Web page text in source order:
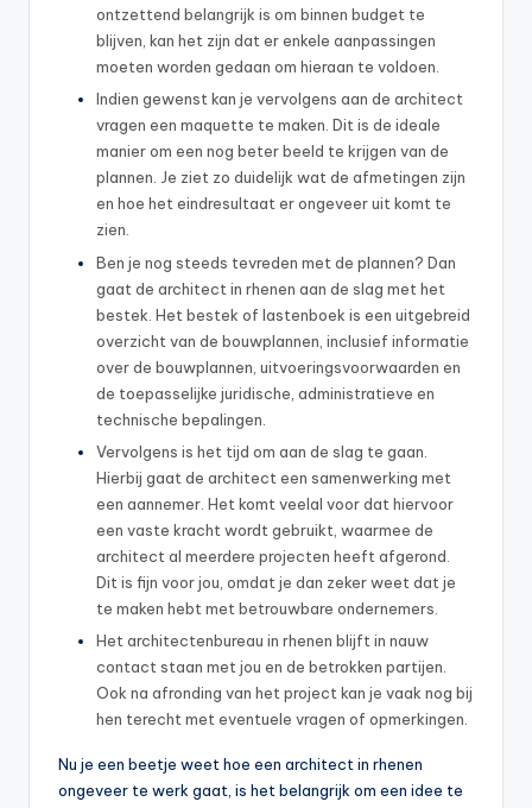
ontzettend belangrijk is om binnen budget te
blijven, kan het zijn dat er enkele aanpassingen
moeten worden gedaan om hieraan te voldoen.
Indien gewenst kan je vervolgens aan de architect
vragen een maquette te maken. Dit is de ideale
manier om een nog beter beeld te krijgen van de
plannen. Je ziet zo duidelijk wat de afmetingen zijn
en hoe het eindresultaat er ongeveer uit komt te
zien.
Ben je nog steeds tevreden met de plannen? Dan
gaat de architect in rhenen aan de slag met het
bestek. Het bestek of lastenboek is een uitgebreid
overzicht van de bouwplannen, inclusief informatie
over de bouwplannen, uitvoeringsvoorwaarden en
de toepasselijke juridische, administratieve en
technische bepalingen.
Vervolgens is het tijd om aan de slag te gaan.
Hierbij gaat de architect een samenwerking met
een aannemer. Het komt veelal voor dat hiervoor
een vaste kracht wordt gebruikt, waarmee de
architect al meerdere projecten heeft afgerond.
Dit is fijn voor jou, omdat je dan zeker weet dat je
te maken hebt met betrouwbare ondernemers.
Het architectenbureau in rhenen blijft in nauw
contact staan met jou en de betrokken partijen.
Ook na afronding van het project kan je vaak nog bij
hen terecht met eventuele vragen of opmerkingen.
Nu je een beetje weet hoe een architect in rhenen
ongeveer te werk gaat, is het belangrijk om een idee te